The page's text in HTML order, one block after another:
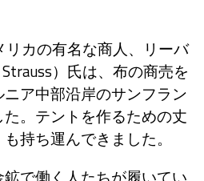
カの有名な商人、リーバ
）氏は、布の商売を
ア中部沿岸のサンフラン
。テントを作るための丈
持ち運んできました。